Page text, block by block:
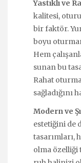
Yastıklı ve
kalitesi,
bir faktör.
boyu
Hem
sunan bu
Rahat
sağladığını
Modern ve
estetiğini de
tasarımları,
olma özelliği